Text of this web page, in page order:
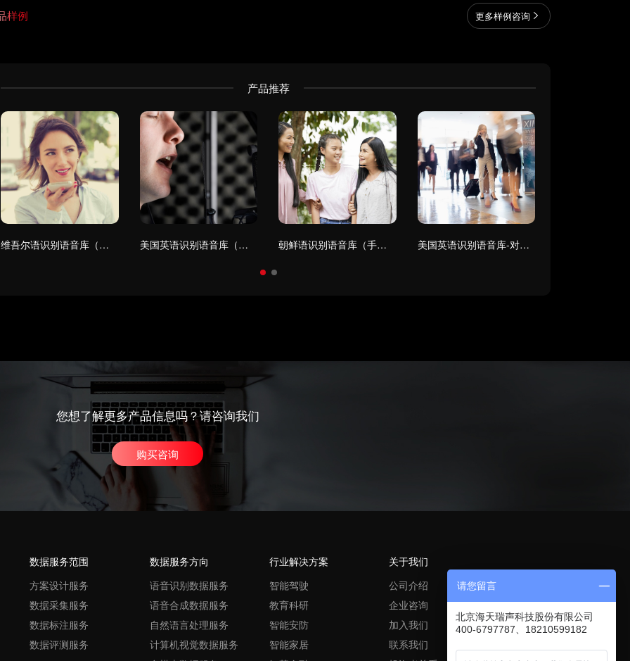
样例 更多样例咨询
产品推荐
维吾尔语识别语音库（手机） 美国英语识别语音库（手机+桌面+电视） 朝鲜语识别语音库（手机） 美国英语识别语音库-对话（桌面+手机）
您想了解更多产品信息吗？请咨询我们
购买咨询
数据服务范围
方案设计服务
数据采集服务
数据标注服务
数据评测服务
数据服务方向
语音识别数据服务
语音合成数据服务
自然语言处理服务
计算机视觉数据服务
行业解决方案
智能驾驶
教育科研
智能安防
智能家居
关于我们
公司介绍
企业咨询
加入我们
联系我们
请您留言
北京海天瑞声科技股份有限公司
400-6797787、18210599182